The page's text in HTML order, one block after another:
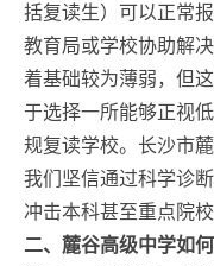
括复读生）可以正常
教育局或学校协助解
着基础较为薄弱，但
于选择一所能够正视
规复读学校。长沙市
我们坚信通过科学诊
冲击本科甚至重点院校
二、麓谷高级中学如